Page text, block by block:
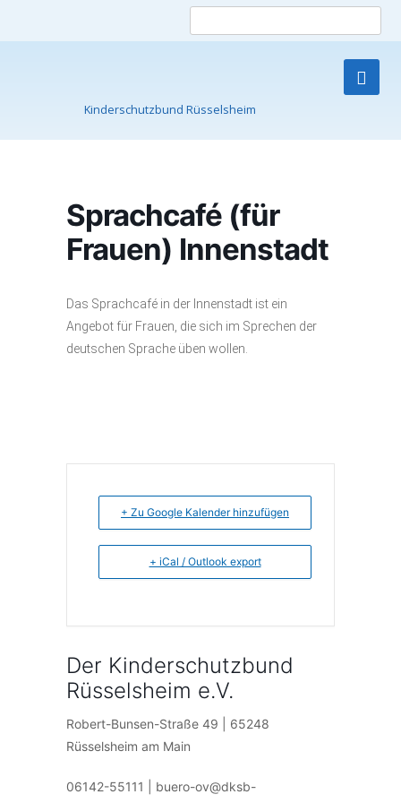
Kinderschutzbund Rüsselsheim
Skip
Sprachcafé (für
Frauen) Innenstadt
Das Sprachcafé in der Innenstadt ist ein
Angebot für Frauen, die sich im Sprechen der
deutschen Sprache üben wollen.
+ Zu Google Kalender hinzufügen
+ iCal / Outlook export
Der Kinderschutzbund
Rüsselsheim e.V.
Robert-Bunsen-Straße 49 | 65248
Rüsselsheim am Main
06142-55111 | buero-ov@dksb-